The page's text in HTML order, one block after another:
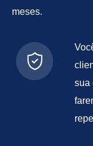
meses.
sua